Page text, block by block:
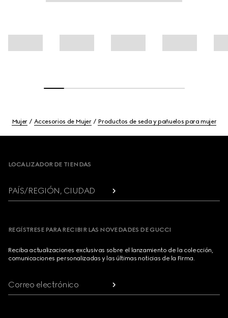
Mujer Accesorios de Mujer Productos de seda y pañuelos para mujer
LOCALIZADOR DE TIENDAS
PAÍS/REGIÓN, CIUDAD
REGÍSTRESE PARA RECIBIR LAS NOVEDADES DE GUCCI
Reciba actualizaciones exclusivas sobre el lanzamiento de la colección,
comunicaciones personalizadas y las últimas noticias de la Firma.
Correo electrónico